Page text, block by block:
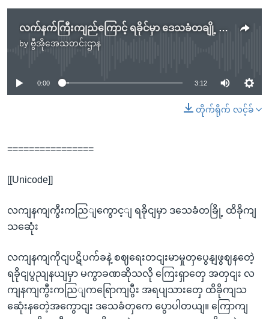
လက်နက်ကြီးကျည်ကြောင့် ရခိုင်မှာ ဒေသခံတချို့ ထိခိုက်သေဆုံး.mp3
by ဗွီအိုအေသတင်းဌာန
No media source currently available
0:00 3:12
တိုက်ရိုက် လင့်ခ်
================
[[Unicode]]
လကျနကျကွီးကညြျကွောင့ျ ရခိုငျမှာ ဒသေခံတခြို့ ထိခိုကျ
သဆေုံး
လကျနကျကိုငျပဋိပက်ခနဲ့ စဈရေးတငျးမာမှုတှပွေနျဖွဈနတေဲ့
ရခိုငျပွညျနယျမှာ မကွာခဏဆိုသလို ကြေးရှာတှေ အတှငျး လ
ကျနကျကွီးကညြျကရြောကျပွီး အရပျသားတှေ ထိခိုကျသ
ဆေုံးနတေဲ့အကွောငျး ဒသေခံတှကေ ပွောပါတယျ။ ကြောကျ